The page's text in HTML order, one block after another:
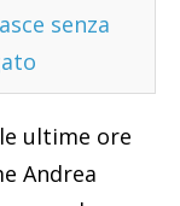
senza
ultime ore
Andrea